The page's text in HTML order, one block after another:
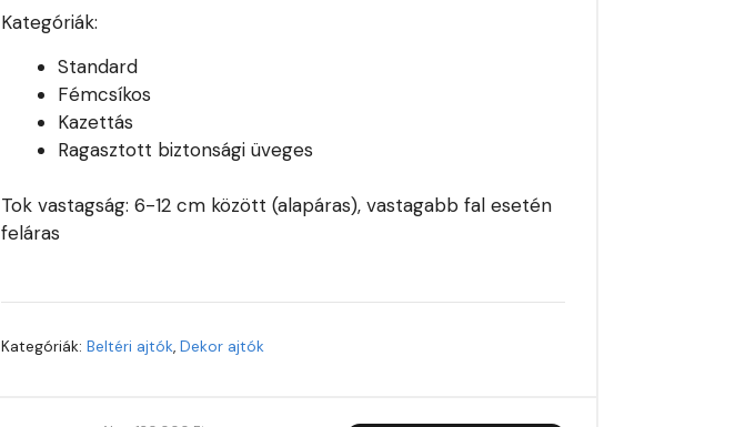
Kategóriák:
Standard
Fémcsíkos
Kazettás
Ragasztott biztonsági üveges
Tok vastagság: 6-12 cm között (alapáras), vastagabb fal esetén
feláras
Kategóriák:Beltéri ajtók,Dekor ajtók